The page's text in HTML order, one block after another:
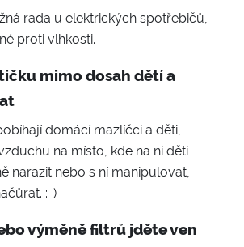
rada u elektrických spotřebičů,
proti vlhkosti.
mimo dosah dětí a
domácí mazlíčci a děti,
na místo, kde na ni děti
narazit nebo s ní manipulovat,
:-)
výměně filtrů jděte ven